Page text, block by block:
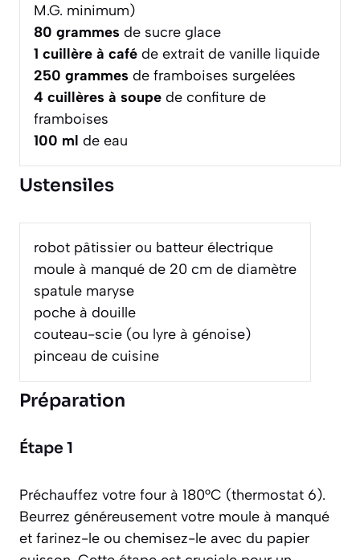
M.G. minimum)
80 grammes de sucre glace
1 cuillère à café de extrait de vanille liquide
250 grammes de framboises surgelées
4 cuillères à soupe de confiture de
framboises
100 ml de eau
Ustensiles
robot pâtissier ou batteur électrique
moule à manqué de 20 cm de diamètre
spatule maryse
poche à douille
couteau-scie (ou lyre à génoise)
pinceau de cuisine
Préparation
Étape 1
Préchauffez votre four à 180°C (thermostat 6).
Beurrez généreusement votre moule à manqué
et farinez-le ou chemisez-le avec du papier